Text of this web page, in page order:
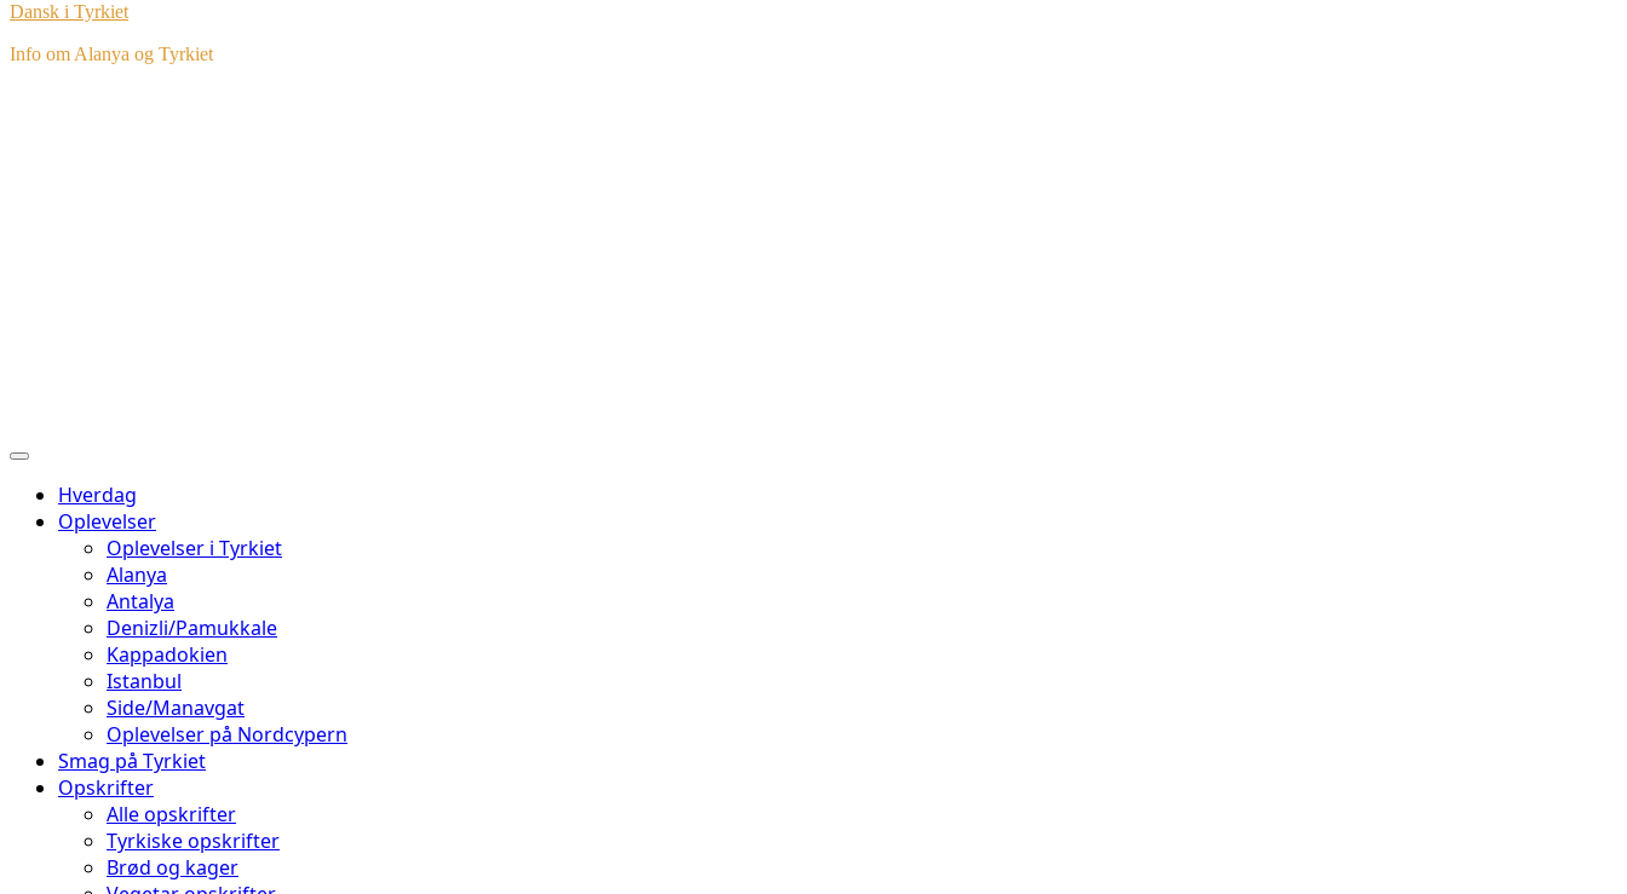
Dansk i Tyrkiet
Info om Alanya og Tyrkiet
Hverdag
Oplevelser
Oplevelser i Tyrkiet
Alanya
Antalya
Denizli/Pamukkale
Kappadokien
Istanbul
Side/Manavgat
Oplevelser på Nordcypern
Smag på Tyrkiet
Opskrifter
Alle opskrifter
Tyrkiske opskrifter
Brød og kager